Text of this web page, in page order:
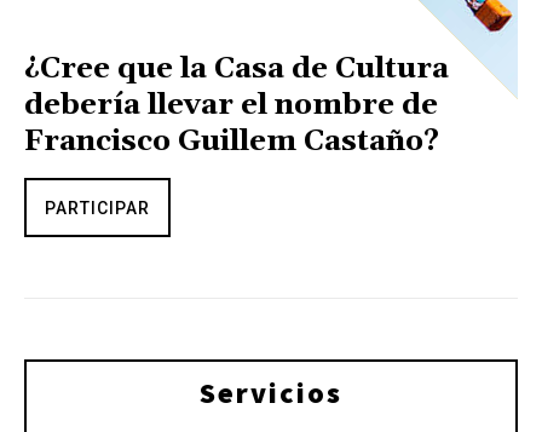
¿Cree que la Casa de Cultura
debería llevar el nombre de
Francisco Guillem Castaño?
PARTICIPAR
Servicios